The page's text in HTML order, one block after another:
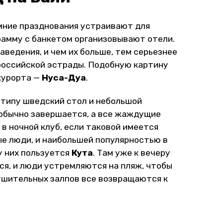
празднования устраивают для
с банкетом организовывают отели.
и чем их больше, тем серьезнее
эстрады. Подобную картину
— Нуса-Дуа.
шведский стол и небольшой
завершается, а все жаждущие
клуб, если таковой имеется
люди, и наибольшей популярностью в
них пользуется Кута. Там уже к вечеру
и люди устремляются на пляж, чтобы
залпов все возвращаются к